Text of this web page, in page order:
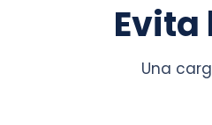
Una